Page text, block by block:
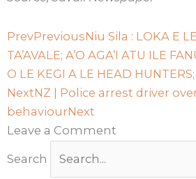
PrevPreviousNiu Sila : LOKA E
TA’AVALE; A’O AGA’I ATU ILE
O LE KEGI A LE HEAD
NextNZ | Police arrest driver
behaviourNext
Leave a Comment
Search